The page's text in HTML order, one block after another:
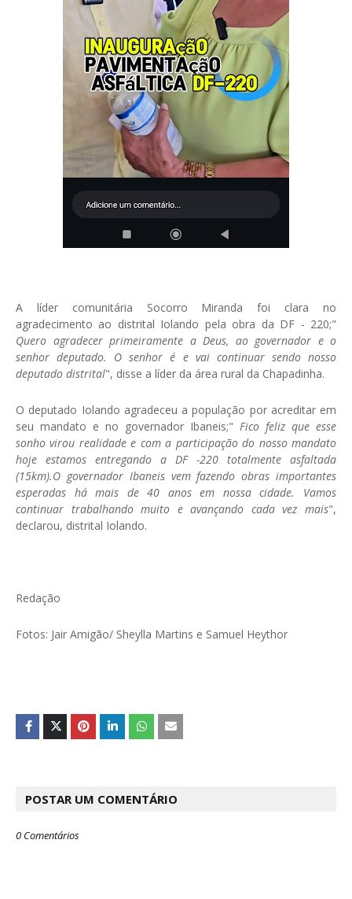
A líder comunitária Socorro Miranda foi clara no
agradecimento ao distrital Iolando pela obra da DF - 220;"
Quero agradecer primeiramente a Deus, ao governador e o
senhor deputado. O senhor é e vai continuar sendo nosso
deputado distrital", disse a líder da área rural da Chapadinha.
O deputado Iolando agradeceu a população por acreditar em
seu mandato e no governador Ibaneis;" Fico feliz que esse
sonho virou realidade e com a participação do nosso mandato
hoje estamos entregando a DF -220 totalmente asfaltada
(15km).O governador Ibaneis vem fazendo obras importantes
esperadas há mais de 40 anos em nossa cidade. Vamos
continuar trabalhando muito e avançando cada vez mais",
declarou, distrital Iolando.
Redação
Fotos: Jair Amigão/ Sheylla Martins e Samuel Heythor
POSTAR UM COMENTÁRIO
0 Comentários